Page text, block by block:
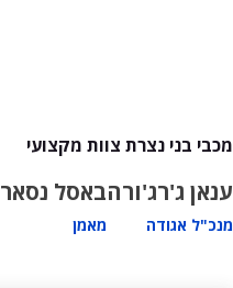
מכבי בני נצרת צוות מקצועי
ענאן ג'רג'ורה
מנכ"ל אגודה
באסל נסאר
מאמן